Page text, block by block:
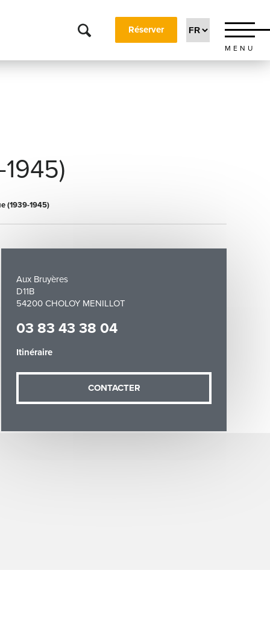
Réserver
MENU
(1939-1945)
Aux Bruyères
D11B
54200 CHOLOY MENILLOT
03 83 43 38 04
Itinéraire
CONTACTER
(sauf
vous
& Moselle